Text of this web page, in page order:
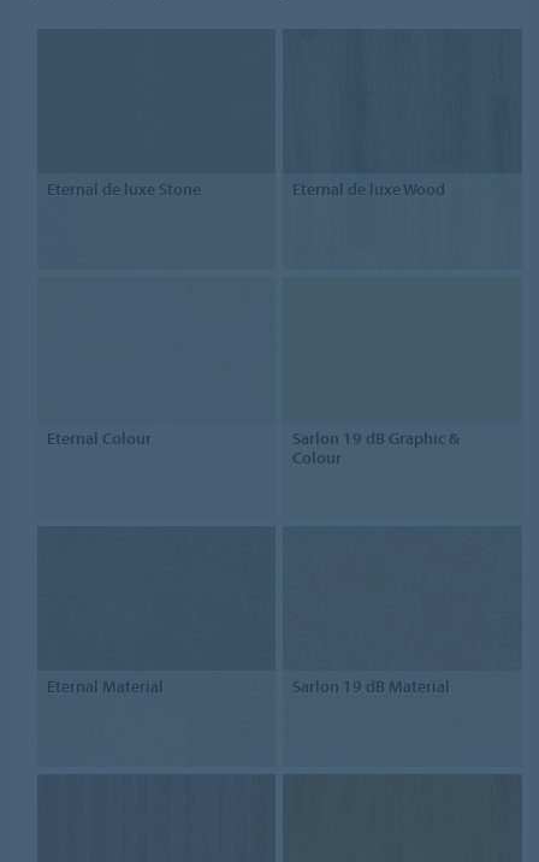
Eternal de luxe Stone Eternal de luxe Wood
Eternal Colour
Sarlon 19 dB Graphic &
Colour
Eternal Material Sarlon 19 dB Material